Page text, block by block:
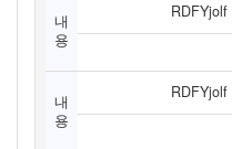
내
용
RDFYjolf
내
용
RDFYjolf